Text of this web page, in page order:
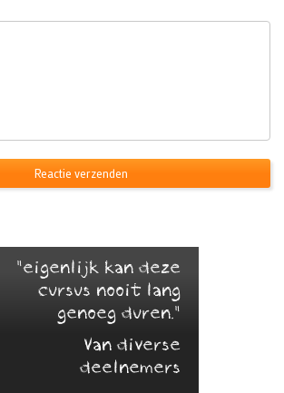
"eigenlijk kan deze
cursus nooit lang
genoeg duren."
Van diverse
deelnemers